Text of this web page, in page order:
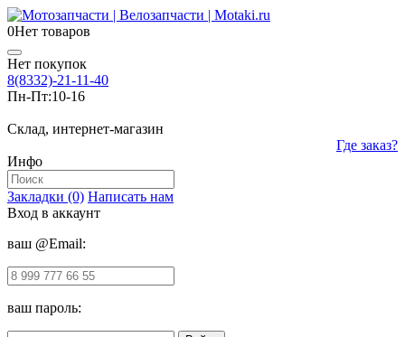
0Нет товаров
Нет покупок
8(8332)-21-11-40
Пн-Пт:10-16
Склад, интернет-магазин
Где заказ?
Инфо
Закладки (0) Написать нам
Вход в аккаунт
ваш @Email:
ваш пароль: